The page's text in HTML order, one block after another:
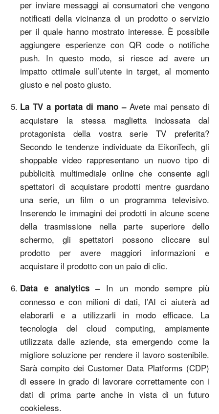
per inviare messaggi ai consumatori che vengono
notificati della vicinanza di un prodotto o servizio
per il quale hanno mostrato interesse. È possibile
aggiungere esperienze con QR code o notifiche
push. In questo modo, si riesce ad avere un
impatto ottimale sull’utente in target, al momento
giusto e nel posto giusto.
La TV a portata di mano –Avete mai pensato di
acquistare la stessa maglietta indossata dal
protagonista della vostra serie TV preferita?
Secondo le tendenze individuate da EikonTech, gli
shoppable video rappresentano un nuovo tipo di
pubblicità multimediale online che consente agli
spettatori di acquistare prodotti mentre guardano
una serie, un film o un programma televisivo.
Inserendo le immagini dei prodotti in alcune scene
della trasmissione nella parte superiore dello
schermo, gli spettatori possono cliccare sul
prodotto per avere maggiori informazioni e
acquistare il prodotto con un paio di clic.
Data e analytics – In un mondo sempre più
connesso e con milioni di dati, l’AI ci aiuterà ad
elaborarli e a utilizzarli in modo efficace. La
tecnologia del cloud computing, ampiamente
utilizzata dalle aziende, sta emergendo come la
migliore soluzione per rendere il lavoro sostenibile.
Sarà compito dei Customer Data Platforms (CDP)
di essere in grado di lavorare correttamente con i
dati di prima parte anche in vista di un futuro
cookieless.